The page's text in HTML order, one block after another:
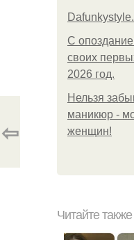
С
своих
2026 год.
Нельзя
маникюр -
женщин!
⇦
Читайте также